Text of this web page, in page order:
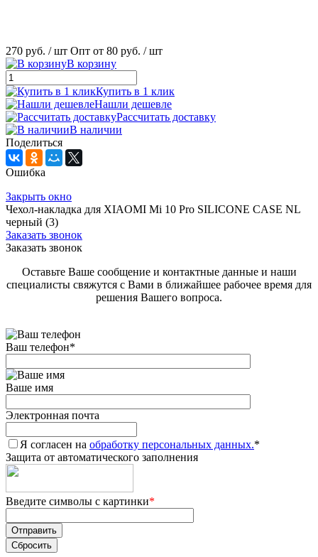
270 руб. / шт Опт от 80 руб. / шт
В корзину
Купить в 1 клик
Нашли дешевле
Рассчитать доставку
В наличии
Поделиться
Ошибка
Закрыть окно
Чехол-накладка для XIAOMI Mi 10 Pro SILICONE CASE NL
черный (3)
Заказать звонок
Заказать звонок
Оставьте Ваше сообщение и контактные данные и наши
специалисты свяжутся с Вами в ближайшее рабочее время для
решения Вашего вопроса.
Ваш телефон*
Ваше имя
Электронная почта
Я согласен на обработку персональных данных.*
Защита от автоматического заполнения
Введите символы с картинки*